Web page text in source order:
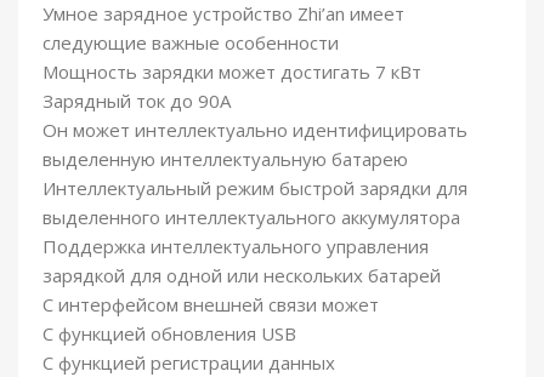
Умное зарядное устройство Zhi’an имеет
следующие важные особенности
Мощность зарядки может достигать 7 кВт
Зарядный ток до 90А
Он может интеллектуально идентифицировать
выделенную интеллектуальную батарею
Интеллектуальный режим быстрой зарядки для
выделенного интеллектуального аккумулятора
Поддержка интеллектуального управления
зарядкой для одной или нескольких батарей
С интерфейсом внешней связи может
С функцией обновления USB
С функцией регистрации данных